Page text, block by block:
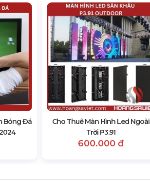
Bóng Đá
Cho Thuê Màn Hình Led Ngoài
Trời P3.91
600.000 đ